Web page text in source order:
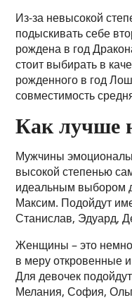
Из-за невысокой
подыскивать себе
рождена в год
стоит выбирать в
рожденного в год
совместимость
Как лучше
Мужчины
высокой степенью
идеальным выбором
Максим. Подойдут
Станислав, Эдуард,
Женщины – это
в меру откровенные
Для девочек
Мелания, София,